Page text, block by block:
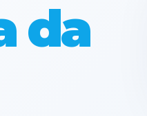
da